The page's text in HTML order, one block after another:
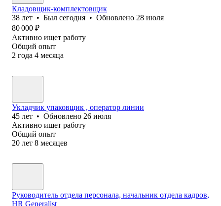
Кладовщик-комплектовщик
38 лет • Был сегодня • Обновлено 28 июля
80 000 ₽
Активно ищет работу
Общий опыт
2 года 4 месяца
Укладчик упаковщик , оператор линии
45 лет • Обновлено 26 июля
Активно ищет работу
Общий опыт
20 лет 8 месяцев
Руководитель отдела персонала, начальник отдела кадров,
HR Generalist